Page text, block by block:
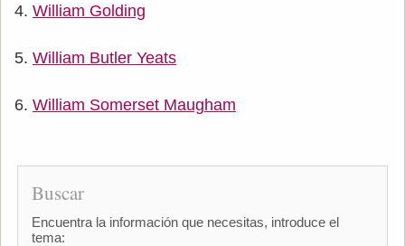
William Golding
William Butler Yeats
William Somerset Maugham
Buscar
Encuentra la información que necesitas, introduce el
tema: